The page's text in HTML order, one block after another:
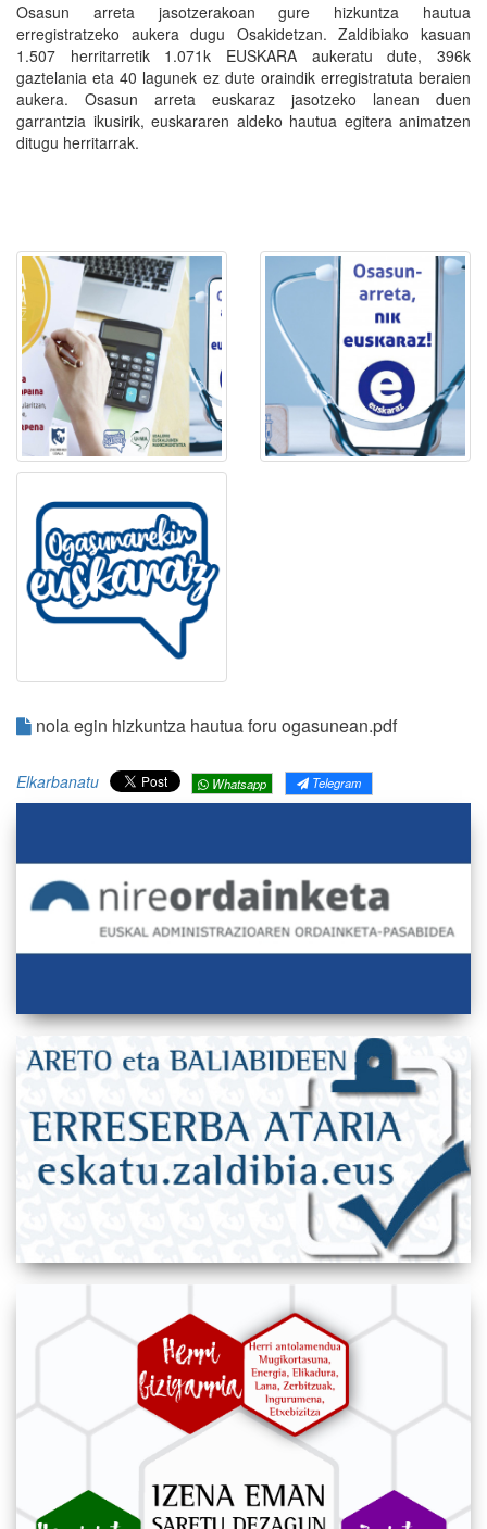
Osasun arreta jasotzerakoan gure hizkuntza hautua
erregistratzeko aukera dugu Osakidetzan. Zaldibiako kasuan
1.507 herritarretik 1.071k EUSKARA aukeratu dute, 396k
gaztelania eta 40 lagunek ez dute oraindik erregistratuta beraien
aukera. Osasun arreta euskaraz jasotzeko lanean duen
garrantzia ikusirik, euskararen aldeko hautua egitera animatzen
ditugu herritarrak.
nola egin hizkuntza hautua foru ogasunean.pdf
Elkarbanatu Whatsapp Telegram